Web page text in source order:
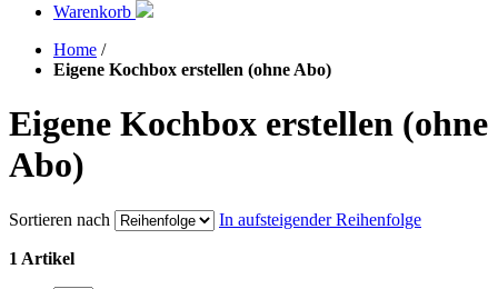
Warenkorb
Home /
Eigene Kochbox erstellen (ohne Abo)
Eigene Kochbox erstellen (ohne
Abo)
Sortieren nach In aufsteigender Reihenfolge
1 Artikel